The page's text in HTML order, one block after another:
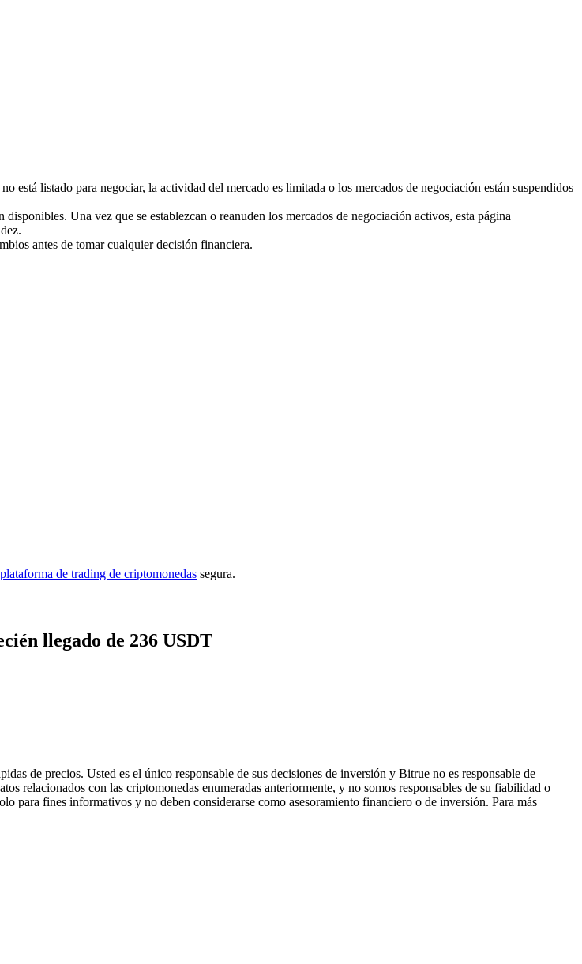
está listado para negociar, la actividad del mercado es limitada o los mercados de negociación están suspendidos
Una vez que se establezcan o reanuden los mercados de negociación activos, esta página
antes de tomar cualquier decisión financiera.
plataforma de trading de criptomonedas segura.
llegado de 236 USDT
de precios. Usted es el único responsable de sus decisiones de inversión y Bitrue no es responsable de
relacionados con las criptomonedas enumeradas anteriormente, y no somos responsables de su fiabilidad o
para fines informativos y no deben considerarse como asesoramiento financiero o de inversión. Para más